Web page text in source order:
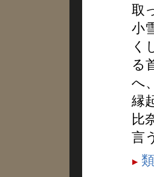
取
小
く
る
へ
縁
比
言